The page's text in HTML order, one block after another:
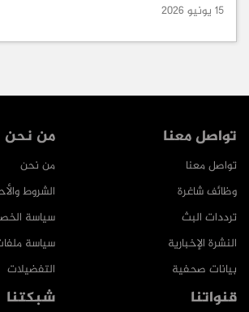
15 يونيو 2026
من نحن
من نحن
الشروط
سياسة
سياسة
التفضيلات
تواصل معنا
تواصل معنا
وظائف شاغرة
ترددات البث
النشرة الإخبارية
بيانات صحفية
شبكتنا قنواتنا